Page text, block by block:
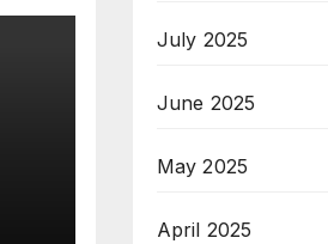
July 2025
June 2025
May 2025
April 2025